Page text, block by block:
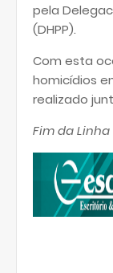
pela
(DHPP).
Com esta
homicídios
realizado
Fim da Linha